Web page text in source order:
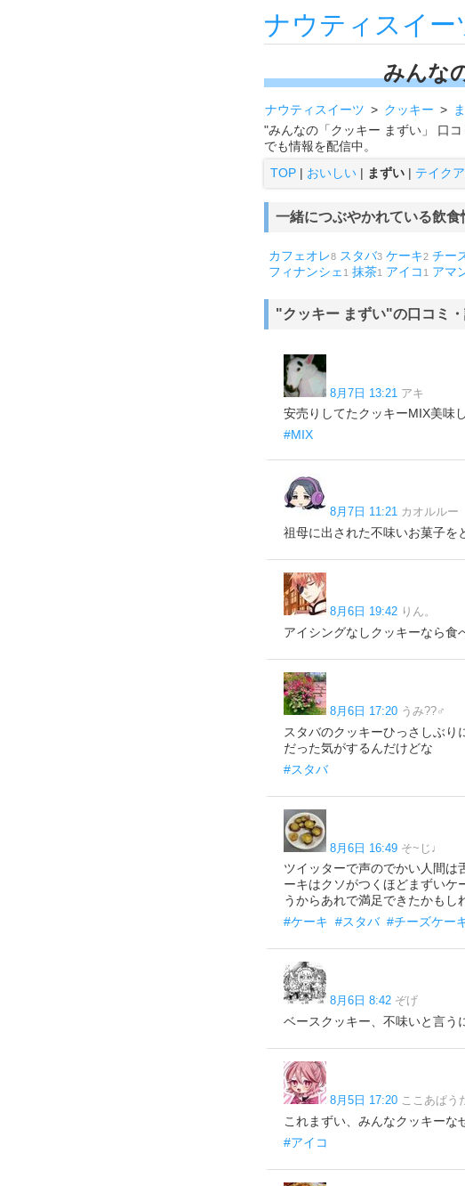
ナウティスイー
みんな
ナウティスイーツ クッキー
"みんなの「クッキー まずい」 口
でも情報を配信中。
TOP | おいしい | まずい | テイク
一緒につぶやかれている飲食
カフェオレ8 スタバ3 ケーキ2 チー
フィナンシェ 1 抹茶1 アイコ 1 アマ
"クッキー まずい"の口コミ
8月7日 13:21 アキ
安売りしてたクッキーMIX美味
#MIX
8月7日 11:21 カオルルー
祖母に出された不味いお菓子を
8月6日 19:42 りん。
アイシングなしクッキーなら食
8月6日 17:20 うみ??‍♂️
スタバのクッキーひっさしぶ
だった気がするんだけどな
#スタバ
8月6日 16:49 そ~じ♩
ツイッターで声のでかい人間は
ーキはクソがつくほどまずいケ
うからあれで満足できたかもし
#ケーキ #スタバ #チーズケー
8月6日 8:42 ぞげ
ベースクッキー、不味いと言う
8月5日 17:20 ここあぱう
これまずい、みんなクッキー
#アイコ